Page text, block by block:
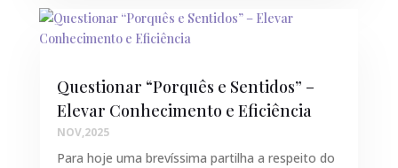
Questionar “Porquês e Sentidos” –
Elevar Conhecimento e Eficiência
NOV,2025
Para hoje uma brevíssima partilha a respeito do